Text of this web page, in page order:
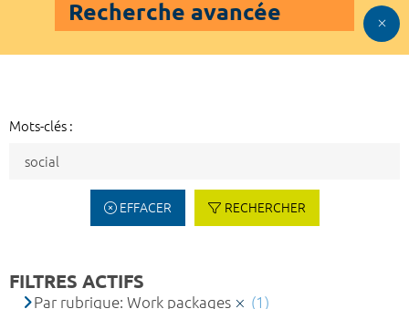
Recherche avancée
Mots-clés :
EFFACER RECHERCHER
FILTRES ACTIFS
Par rubrique: Work packages (1)